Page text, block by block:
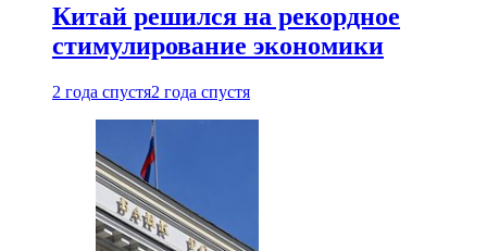
Китай решился на рекордное
стимулирование экономики
2 года спустя2 года спустя